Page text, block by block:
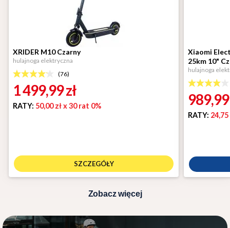
XRIDER M10 Czarny
hulajnoga elektryczna
(76)
1 499,99zł
RATY: 50,00 złx 30 rat 0%
SZCZEGÓŁY
Xiaomi
25km 10"
hulajnoga
RATY: 24,75
Zobacz więcej